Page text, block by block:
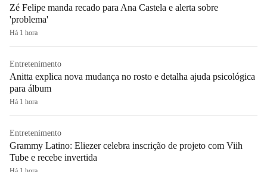
Zé Felipe manda recado para Ana Castela e alerta sobre
'problema'
Há 1 hora
Entretenimento
Anitta explica nova mudança no rosto e detalha ajuda psicológica
para álbum
Há 1 hora
Entretenimento
Grammy Latino: Eliezer celebra inscrição de projeto com Viih
Tube e recebe invertida